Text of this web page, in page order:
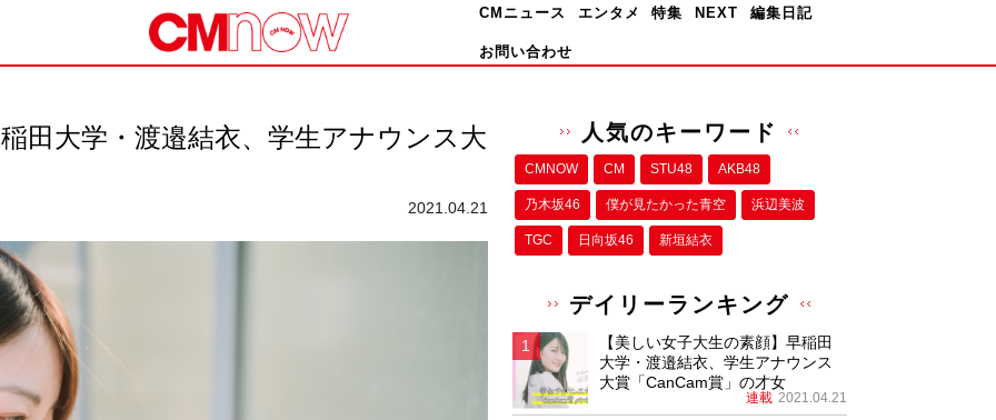
CMニュース エンタメ 特集 NEXT 編集日記
お問い合わせ
田大学・渡邉結衣、学生アナウンス大
2021.04.21
人気のキーワード
CMNOW CM STU48 AKB48
乃木坂46 僕が⾒たかった⻘空 浜辺美波
TGC 日向坂46 新垣結衣
デイリーランキング
【美しい女子大生の素顔】早稲田
大学・渡邉結衣、学生アナウンス
大賞「CanCam賞」の才女
連載 2021.04.21